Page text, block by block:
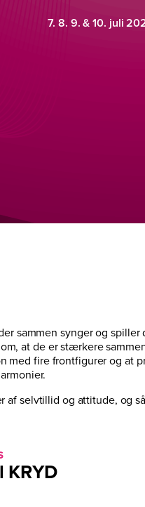
7. 8. 9. & 10. juli
sammen synger og spiller
at de er stærkere
med fire frontfigurer og at
af selvtillid og attitude, og
KRYD